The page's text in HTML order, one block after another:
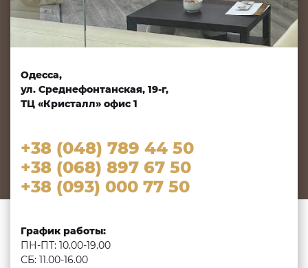
Одесса,
ул. Среднефонтанская, 19-г,
ТЦ «Кристалл» офис 1
+38 (048) 789 44 50
+38 (068) 897 67 50
+38 (093) 000 77 50
График работы:
ПН-ПТ: 10.00-19.00
СБ: 11.00-16.00